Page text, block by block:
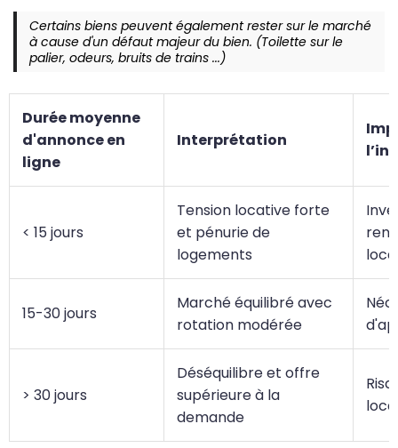
Certains biens peuvent également rester sur le marché
à cause d'un défaut majeur du bien. (Toilette sur le
palier, odeurs, bruits de trains ...)
Durée moyenne
d'annonce en
ligne
Interprétation
< 15 jours
Tension locative forte
et pénurie de
logements
15-30 jours
Marché équilibré avec
rotation modérée
> 30 jours
Déséquilibre et offre
supérieure à la
demande